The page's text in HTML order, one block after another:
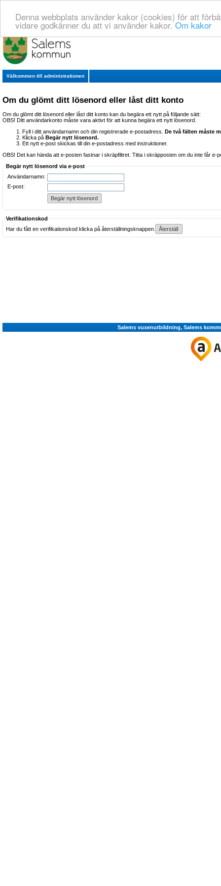
Denna webbplats använder kakor (cookies) för att
vidare godkänner du att vi använder kakor.Om kakor
Välkommen till administrationen
Om du glömt ditt lösenord eller låst ditt konto
Om du glömt ditt lösenord eller låst ditt konto kan du begära ett nytt på följande sätt:
OBS! Ditt användarkonto måste vara aktivt för att kunna begära ett nytt lösenord.
Fyll i ditt användarnamn och din registrerade e-postadress.
De två fälten måste
Klicka på Begär nytt lösenord.
Ett nytt e-post skickas till din e-postadress med instruktioner.
OBS! Det kan hända att e-posten fastnar i skräpfiltret. Titta i skräpposten om du inte får e-
Begär nytt lösenord via e-post
Användarnamn:
E-post:
Verifikationskod
Har du fått en verifikationskod klicka på återställningsknappen.
Salems vuxenutbildning, Salems